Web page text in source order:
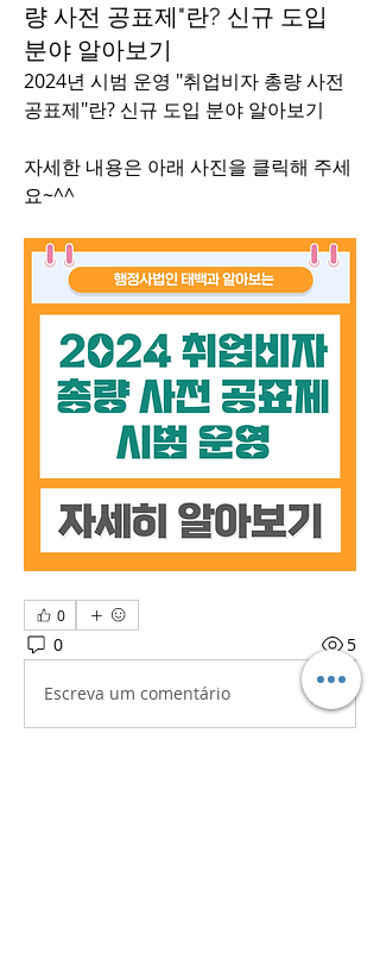
량 사전 공표제"란? 신규 도입
분야 알아보기
2024년 시범 운영 "취업비자 총량 사전
공표제"란? 신규 도입 분야 알아보기
자세한 내용은 아래 사진을 클릭해 주세
요~^^
0
0 5
Escreva um comentário